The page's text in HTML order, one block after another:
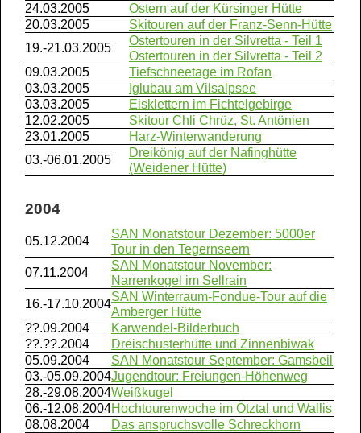
24.03.2005
Ostern auf der Kürsinger Hütte
20.03.2005
Skitouren auf der Franz-Senn-Hütte
19.-21.03.2005
Ostertouren in der Silvretta - Teil 1
Ostertouren in der Silvretta - Teil 2
09.03.2005
Tiefschneetage im Rofan
03.03.2005
Iglubau am Vilsalpsee
03.03.2005
Eisklettern im Fichtelgebirge
12.02.2005
Skitour Chli Chrüz, St. Antönien
23.01.2005
Harz-Winterwanderung
03.-06.01.2005
Dreikönig auf der Nafinghütte
(Weidener Hütte)
2004
05.12.2004
SAN Monatstour Dezember: 5000er
Tour in den Tegernseern
07.11.2004
SAN Monatstour November:
Narrenkogel im Sellrain
16.-17.10.2004
SAN Winterraum-Fondue-Tour auf die
Amberger Hütte
??.09.2004
Karwendel-Bilderbuch
??.??.2004
Dreischusterhütte und Zinnenbiwak
05.09.2004
SAN Monatstour September: Gamsbeil
03.-05.09.2004Jugendtour: Freiungen-Höhenweg
28.-29.08.2004Weißkugel
06.-12.08.2004Hochtourenwoche im Ötztal und Wallis
08.08.2004
Das anspruchsvolle Schreckhorn